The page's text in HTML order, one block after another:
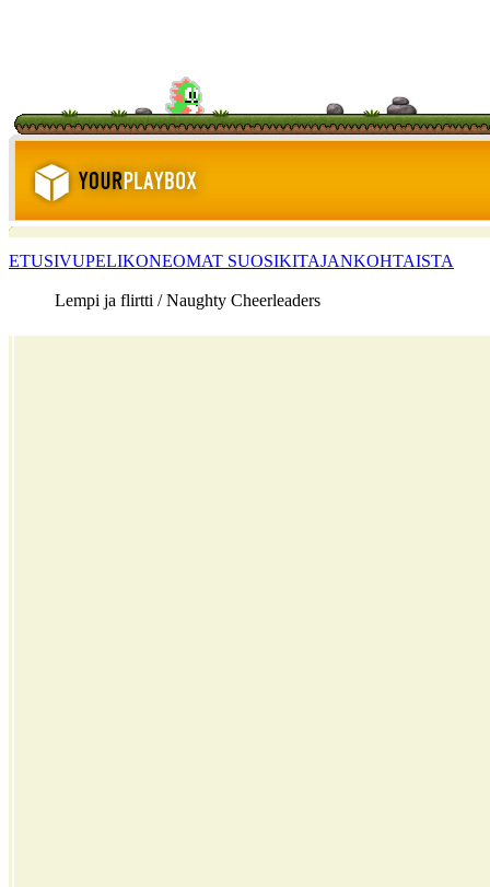
ETUSIVUPELIKONEOMAT SUOSIKITAJANKOHTAISTA
Lempi ja flirtti / Naughty Cheerleaders